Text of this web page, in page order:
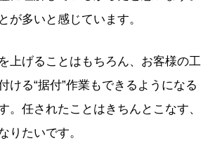
が多いと感じています。
上げることはもちろん、お客様の工
ける“据付”作業もできるようになる
。任されたことはきちんとこなす、
りたいです。